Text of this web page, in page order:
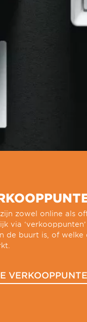
zowel online als
via
de buurt is, of welke